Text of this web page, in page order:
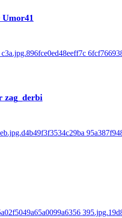
zag_derbi